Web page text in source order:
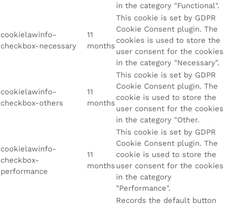
in the category "Functional".
cookielawinfo-
checkbox-necessary
11
months
This cookie is set by GDPR
Cookie Consent plugin. The
cookies is used to store the
user consent for the cookies
in the category "Necessary".
cookielawinfo-
checkbox-others
11
months
This cookie is set by GDPR
Cookie Consent plugin. The
cookie is used to store the
user consent for the cookies
in the category "Other.
cookielawinfo-
checkbox-
performance
11
months
This cookie is set by GDPR
Cookie Consent plugin. The
cookie is used to store the
user consent for the cookies
in the category
"Performance".
Records the default button